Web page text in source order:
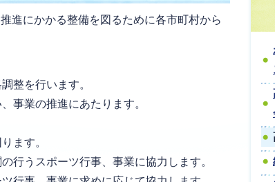
進にかかる整備を図るために各市町村から
整を行います。
事業の推進にあたります。
ます。
行うスポーツ行事、事業に協力します。